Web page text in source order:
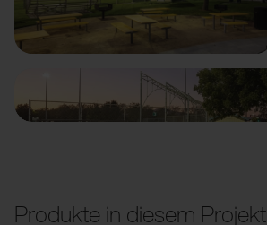
Vorige
Produkte in diesem Projekt